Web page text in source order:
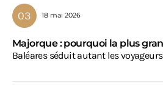
18 mai 2026
Majorque : pourquoi la plus
Baléares séduit autant les